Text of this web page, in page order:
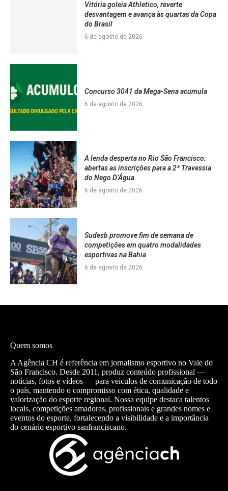
Vitória goleia Athletico, reverte
desvantagem e avança às quartas da Copa
do Brasil
6 de agosto de 2026
Concurso 3041 da Mega-Sena acumula
6 de agosto de 2026
A lenda desperta no Rio São Francisco:
abertas as inscrições para a 2ª Travessia
do Nego D’Água
6 de agosto de 2026
Sudesb promove fim de semana de
competições em quatro modalidades
esportivas na Bahia
6 de agosto de 2026
Quem somos
A Agência CH é referência em jornalismo esportivo no Vale do
São Francisco. Desde 2011, produz conteúdo profissional —
notícias, fotos e vídeos — para veículos de comunicação de todo
o país, mantendo o compromisso com ética, qualidade e
valorização do esporte regional. Nossa equipe destaca talentos
locais, competições amadoras, profissionais e grandes nomes e
eventos do esporte, fortalecendo a visibilidade e a importância
do cenário esportivo sanfranciscano.